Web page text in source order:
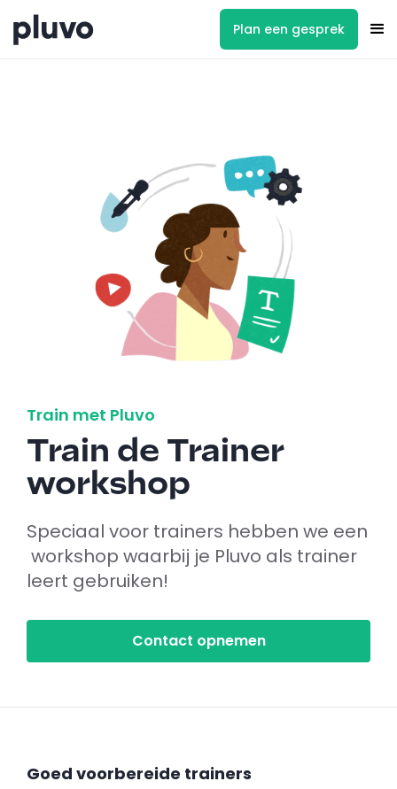
Plan een gesprek
Train met Pluvo
Train de Trainer
workshop
Speciaal voor trainers hebben we een
workshop waarbij je Pluvo als trainer
leert gebruiken!
Contact opnemen
Goed voorbereide trainers